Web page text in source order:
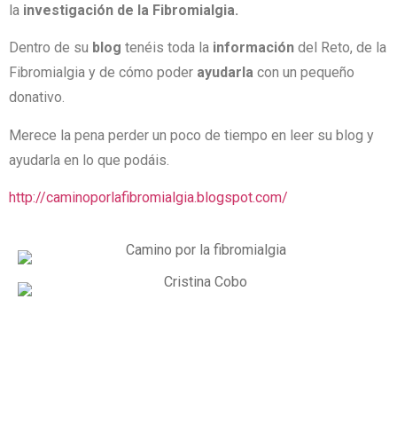
la investigación de la Fibromialgia.
Dentro de su blog tenéis toda la información del Reto, de la
Fibromialgia y de cómo poder ayudarla con un pequeño
donativo.
Merece la pena perder un poco de tiempo en leer su blog y
ayudarla en lo que podáis.
http://caminoporlafibromialgia.blogspot.com/